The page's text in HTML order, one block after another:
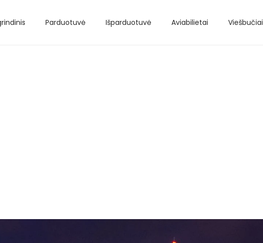
Parduotuvė Išparduotuvė Aviabilietai Viešbučiai